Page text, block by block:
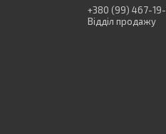
+380 (99) 467-
Відділ продажу